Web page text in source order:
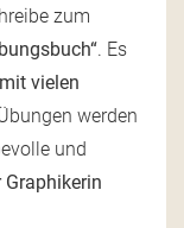
zum
. Es
vielen
werden
und